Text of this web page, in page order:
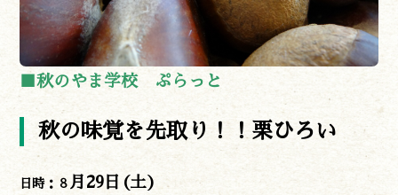
■秋のやま学校 ぷらっと
秋の味覚を先取り！！栗ひろい
日時：８ 月29日(土)